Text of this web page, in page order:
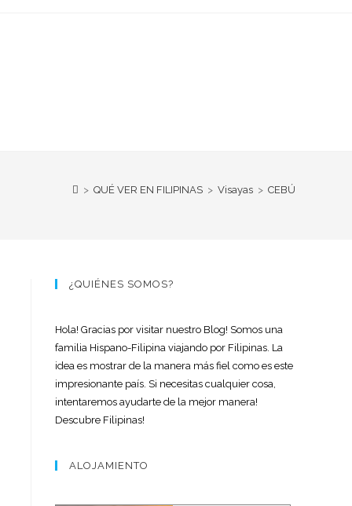
> QUÉ VER EN FILIPINAS > Visayas > CEBÚ
¿QUIÉNES SOMOS?
Hola! Gracias por visitar nuestro Blog! Somos una
familia Hispano-Filipina viajando por Filipinas. La
idea es mostrar de la manera más fiel como es este
impresionante país. Si necesitas cualquier cosa,
intentaremos ayudarte de la mejor manera!
Descubre Filipinas!
ALOJAMIENTO